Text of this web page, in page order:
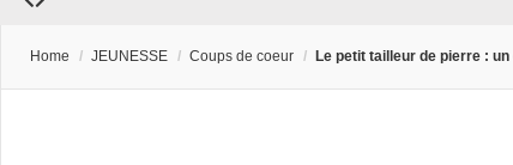
Home / JEUNESSE / Coups de coeur / Le petit tailleur de pierre :